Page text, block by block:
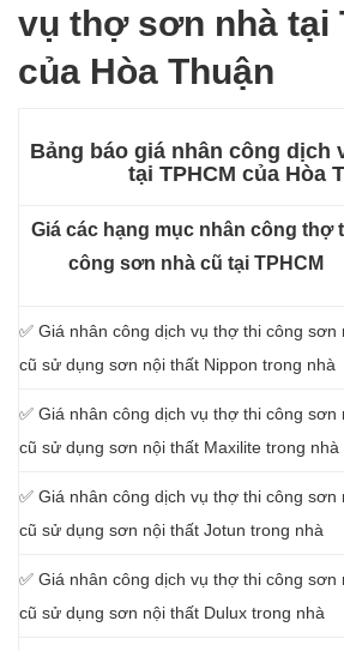
vụ thợ sơn nhà tại
của Hòa Thuận
Bảng báo giá nhân công dịch
tại TPHCM của Hòa
Giá các hạng mục nhân công thợ
công sơn nhà cũ tại TPHCM
✅ Giá nhân công dịch vụ thợ thi công sơn
cũ sử dụng sơn nội thất Nippon trong nhà
✅ Giá nhân công dịch vụ thợ thi công sơn
cũ sử dụng sơn nội thất Maxilite trong nhà
✅ Giá nhân công dịch vụ thợ thi công sơn
cũ sử dụng sơn nội thất Jotun trong nhà
✅ Giá nhân công dịch vụ thợ thi công sơn
cũ sử dụng sơn nội thất Dulux trong nhà